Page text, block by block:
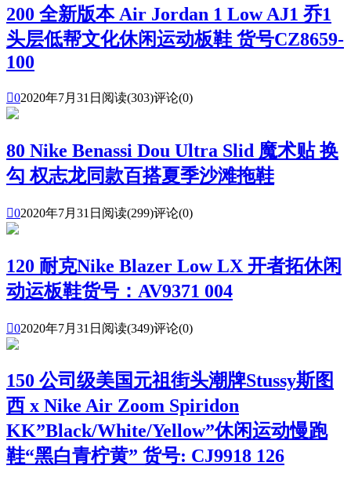
200 全新版本 Air Jordan 1 Low AJ1 乔1
头层低帮文化休闲运动板鞋 货号CZ8659-
100
02020年7月31日 阅读(303)评论(0)
80 Nike Benassi Dou Ultra Slid 魔术贴 换
勾 权志龙同款百搭夏季沙滩拖鞋
02020年7月31日 阅读(299)评论(0)
120 耐克Nike Blazer Low LX 开者拓休闲
动运板鞋货号：AV9371 004
02020年7月31日 阅读(349)评论(0)
150 公司级美国元祖街头潮牌Stussy斯图
西 x Nike Air Zoom Spiridon
KK”Black/White/Yellow”休闲运动慢跑
鞋“黑白青柠黄” 货号: CJ9918 126